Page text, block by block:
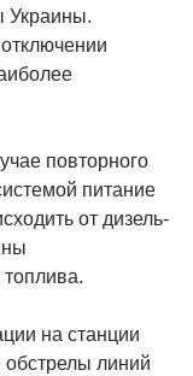
Украины.
повторного
питание
от дизель-
на станции
обстрелы линий